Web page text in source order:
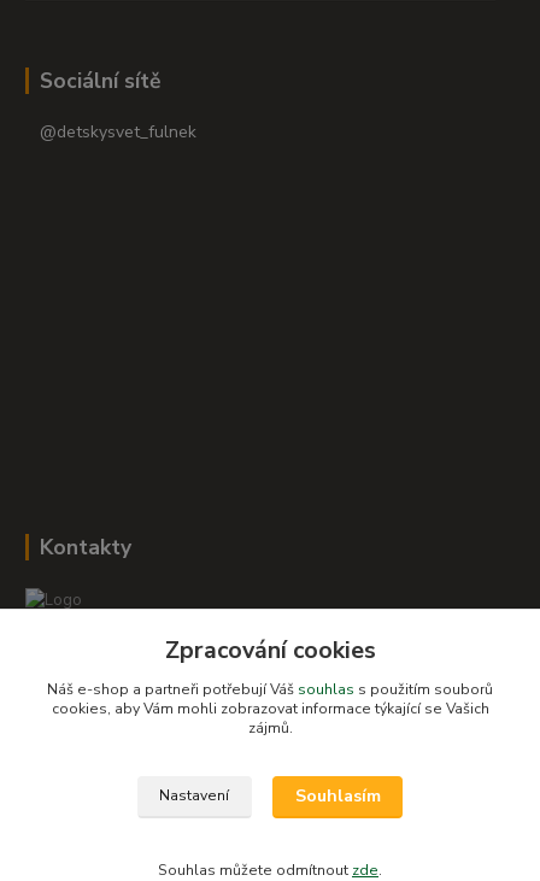
Sociální sítě
@detskysvet_fulnek
Kontakty
+420 604 278 943
obchod-detskysvet@seznam.cz
Zpracování cookies
Náš e-shop a partneři potřebují Váš souhlas s použitím souborů
cookies, aby Vám mohli zobrazovat informace týkající se Vašich
zájmů.
Nastavení Souhlasím
Souhlas můžete odmítnout zde.